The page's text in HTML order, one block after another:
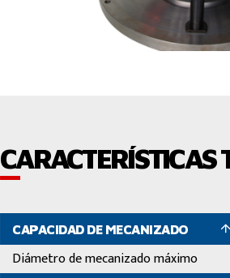
CARACTERÍSTICAS
CAPACIDAD DE MECANIZADO
Diámetro de mecanizado máximo